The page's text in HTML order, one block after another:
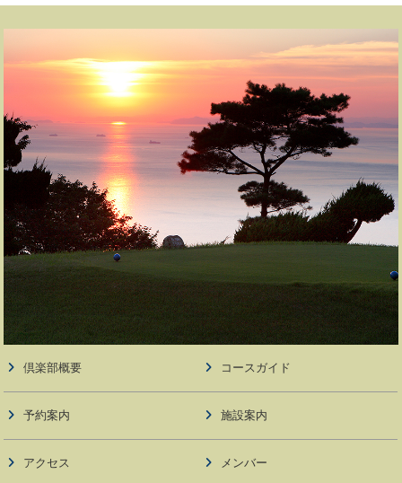
倶楽部概要 コースガイド
予約案内 施設案内
アクセス メンバー